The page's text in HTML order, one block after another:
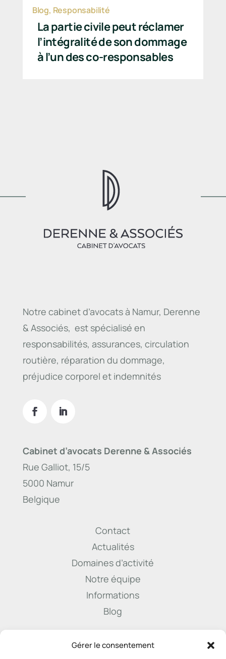
Gérer le consentement
La partie civile peut réclamer
l’intégralité de son dommage
à l’un des co-responsables
Blog, Responsabilité
Notre cabinet d’avocats à Namur, Derenne
& Associés, est spécialisé en
responsabilités, assurances, circulation
routière, réparation du dommage,
préjudice corporel et indemnités
Cabinet d’avocats Derenne & Associés
Rue Galliot, 15/5
5000 Namur
Belgique
Contact
Actualités
Domaines d’activité
Notre équipe
Informations
Blog
